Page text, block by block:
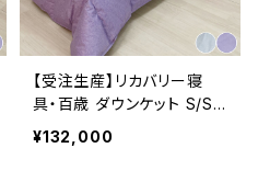
【受注生産】リカバリー寝
具・百歳 ダウンケット S/S
D/D プラウシオン®加工
¥132,000